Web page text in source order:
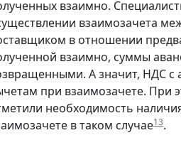
взаимно.
взаимозачета
в отношении
взаимно, суммы
А значит, НДС с
при взаимозачете. При
необходимость
в таком случае13.